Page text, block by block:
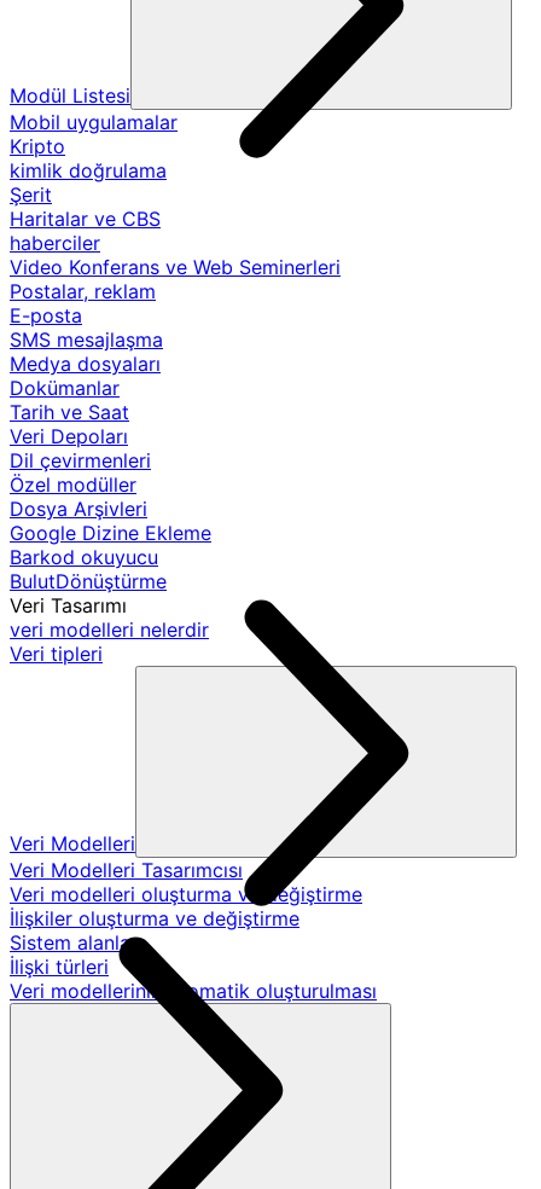
Modül Listesi
Mobil uygulamalar
Kripto
kimlik doğrulama
Şerit
Haritalar ve CBS
haberciler
Video Konferans ve Web Seminerleri
Postalar, reklam
E-posta
SMS mesajlaşma
Medya dosyaları
Dokümanlar
Tarih ve Saat
Veri Depoları
Dil çevirmenleri
Özel modüller
Dosya Arşivleri
Google Dizine Ekleme
Barkod okuyucu
BulutDönüştürme
Veri Tasarımı
veri modelleri nelerdir
Veri tipleri
Veri Modelleri
Veri Modelleri Tasarımcısı
Veri modelleri oluşturma ve değiştirme
İlişkiler oluşturma ve değiştirme
Sistem alanları
İlişki türleri
Veri modellerinin otomatik oluşturulması